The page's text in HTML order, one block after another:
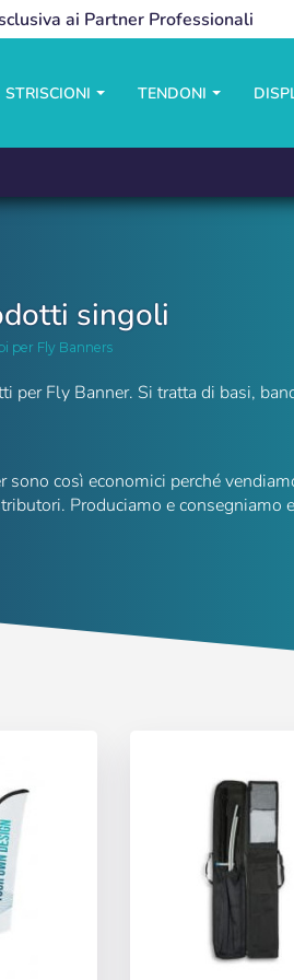
ai Partner Professionali
STRISCIONI TENDONI
la lingua
singoli
per Fly Banners
per Fly Banner. Si tratta di basi,
sono così economici perché
Produciamo e consegniamo